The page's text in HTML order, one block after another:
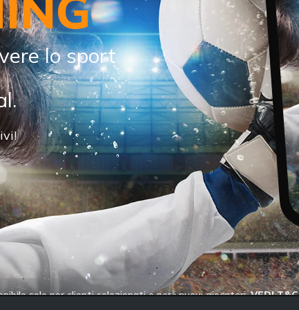
lo sport
solo per clienti selezionati e per i nuovi giocatori.VEDI T&C